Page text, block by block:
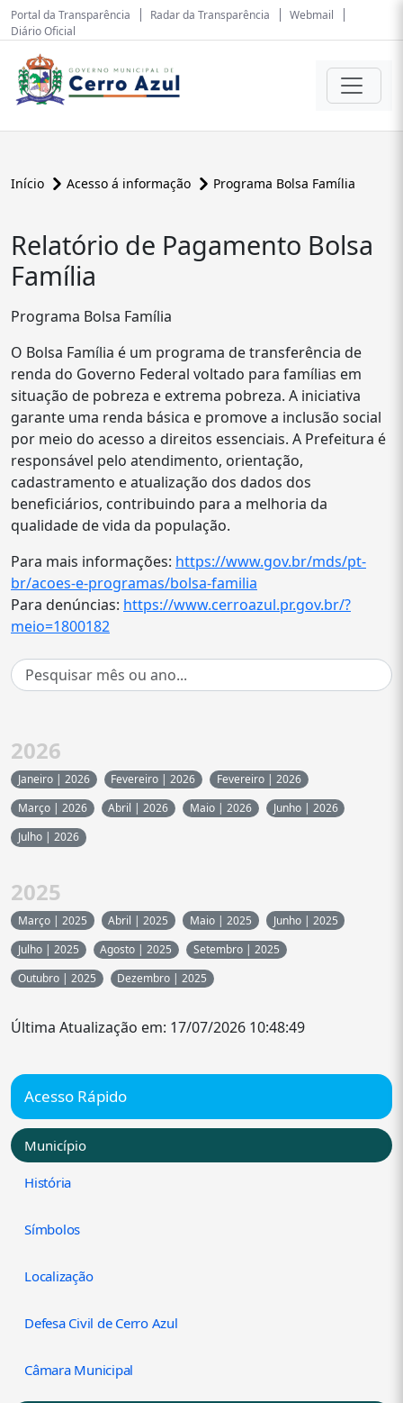
Portal da Transparência Radar da Transparência
Webmail
Diário Oficial
Início Acesso á informação Programa Bolsa Família
Relatório de Pagamento Bolsa
Família
Programa Bolsa Família
O Bolsa Família é um programa de transferência de
renda do Governo Federal voltado para famílias em
situação de pobreza e extrema pobreza. A iniciativa
garante uma renda básica e promove a inclusão social
por meio do acesso a direitos essenciais. A Prefeitura é
responsável pelo atendimento, orientação,
cadastramento e atualização dos dados dos
beneficiários, contribuindo para a melhoria da
qualidade de vida da população.
Para mais informações: https://www.gov.br/mds/pt-
br/acoes-e-programas/bolsa-familia
Para denúncias: https://www.cerroazul.pr.gov.br/?
meio=1800182
2026
Janeiro | 2026 Fevereiro | 2026
Fevereiro | 2026
Março | 2026
Abril | 2026 Maio | 2026
Junho | 2026
Julho | 2026
2025
Março | 2025 Abril | 2025 Maio | 2025
Junho | 2025
Julho | 2025
Agosto | 2025
Setembro | 2025
Outubro | 2025
Dezembro | 2025
Última Atualização em: 17/07/2026 10:48:49
Acesso Rápido
Município
História
Símbolos
Localização
Defesa Civil de Cerro Azul
Câmara Municipal